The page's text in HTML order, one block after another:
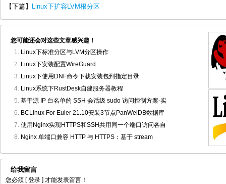
【下篇】
Linux下扩容LVM根分区
您可能还会对这些文章感兴趣！
Linux下标准分区与LVM分区操作
Linux下安装配置WireGuard
Linux下使用DNF命令下载安装包到指定目录
Linux系统下RustDesk自建服务器教程
基于源 IP 白名单的 SSH 会话级 sudo 访问控制方案-实
BCLinux For Euler 21.10安装3节点PanWeiDB数据库
使用Nginx实现HTTPS和SSH共用同一个端口访问各自
Nginx 单端口兼容 HTTP 与 HTTPS：基于 stream
给我留言
您必须 [ 登录 ] 才能发表留言！